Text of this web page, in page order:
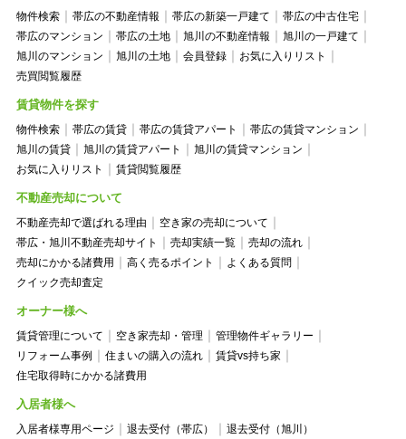
物件検索 帯広の不動産情報 帯広の新築一戸建て
帯広の中古住宅
帯広のマンション
帯広の土地 旭川の不動産情報
旭川の一戸建て
旭川のマンション
旭川の土地 会員登録
お気に入りリスト
売買閲覧履歴
賃貸物件を探す
物件検索 帯広の賃貸 帯広の賃貸アパート
帯広の賃貸マンション
旭川の賃貸
旭川の賃貸アパート
旭川の賃貸マンション
お気に入りリスト
賃貸閲覧履歴
不動産売却について
不動産売却で選ばれる理由
空き家の売却について
帯広・旭川不動産売却サイト
売却実績一覧
売却の流れ
売却にかかる諸費用
高く売るポイント
よくある質問
クイック売却査定
オーナー様へ
賃貸管理について 空き家売却・管理
管理物件ギャラリー
リフォーム事例
住まいの購入の流れ
賃貸vs持ち家
住宅取得時にかかる諸費用
入居者様へ
入居者様専用ページ 退去受付（帯広） 退去受付（旭川）